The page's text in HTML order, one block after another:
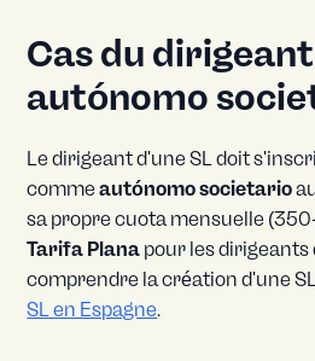
Cas du dirigeant
autónomo
Le dirigeant d'une SL doit
commeautónomo societario
sa propre cuota mensuelle
Tarifa Plana pour les dirigeants
comprendre la création d'une
SL en Espagne.